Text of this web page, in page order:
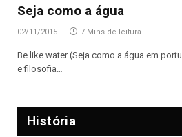
Seja como a água
02/11/2015 7 Mins de leitura
Be like water (Seja como a água em
e filosofia…
História